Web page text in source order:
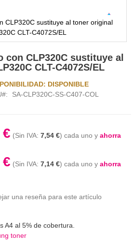
CLP320C sustituye al toner original
CLT-C4072S/EL
con CLP320C sustituye al
CLT-C4072S/EL
DISPONIBLE
SA-CLP320C-SS-C407-COL
7,54 € cada uno y ahorra
7,14 € cada uno y ahorra
una reseña para este artículo
A4 al 5% de cobertura.
toner